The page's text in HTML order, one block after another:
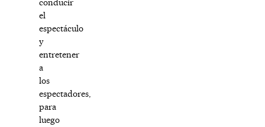
conducir
el
espectáculo
y
entretener
a
los
espectadores,
para
luego